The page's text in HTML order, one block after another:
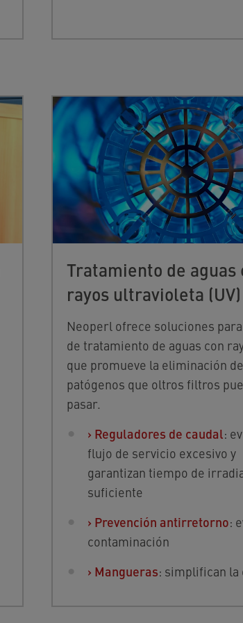
Tratamiento de aguas
rayos ultravioleta (UV)
Neoperl ofrece soluciones
de tratamiento de aguas con
que promueve la eliminación de
patógenos que oltros filtros
pasar.
› Reguladores de caudal:
flujo de servicio excesivo y
garantizan tiempo de
suficiente
› Prevención antirretorno:
contaminación
› Mangueras: simplifican la